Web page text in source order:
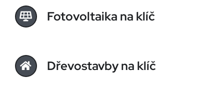
Fotovoltaika na klíč
Dřevostavby na klíč